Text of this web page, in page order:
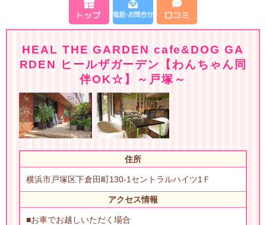
HEAL THE GARDEN cafe&DOG GA
RDEN ヒールザガーデン【わんちゃん同
伴OK☆】～戸塚～
住所
横浜市戸塚区下倉田町130-1セントラルハイツ1Ｆ
アクセス情報
■お車でお越しいただく場合